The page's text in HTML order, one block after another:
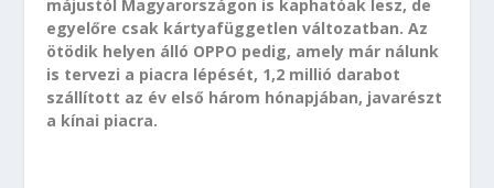
májustól Magyarországon is kaphatóak lesz, de
egyelőre csak kártyafüggetlen változatban. Az
ötödik helyen álló OPPO pedig, amely már nálunk
is tervezi a piacra lépését, 1,2 millió darabot
szállított az év első három hónapjában, javarészt
a kínai piacra.